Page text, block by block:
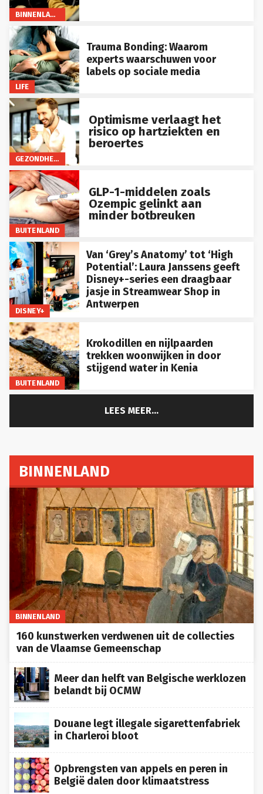
BINNENLAND
LIFE
Trauma Bonding: Waarom
experts waarschuwen voor
labels op sociale media
GEZONDHEID
Optimisme verlaagt het
risico op hartziekten en
beroertes
BUITENLAND
GLP-1-middelen zoals
Ozempic gelinkt aan
minder botbreuken
DISNEY+
Van ‘Grey’s Anatomy’ tot ‘High
Potential’: Laura Janssens geeft
Disney+-series een draagbaar
jasje in Streamwear Shop in
Antwerpen
BUITENLAND
Krokodillen en nijlpaarden
trekken woonwijken in door
stijgend water in Kenia
LEES MEER...
BINNENLAND
BINNENLAND
160 kunstwerken verdwenen uit de collecties
van de Vlaamse Gemeenschap
Meer dan helft van Belgische werklozen
belandt bij OCMW
Douane legt illegale sigarettenfabriek
in Charleroi bloot
Opbrengsten van appels en peren in
België dalen door klimaatstress